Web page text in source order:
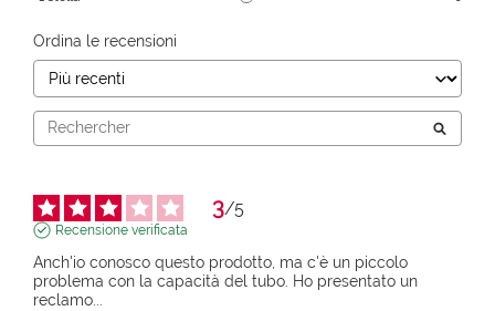
Ordina le recensioni
3/5
Recensione verificata
Anch'io conosco questo prodotto, ma c'è un piccolo
problema con la capacità del tubo. Ho presentato un
reclamo...